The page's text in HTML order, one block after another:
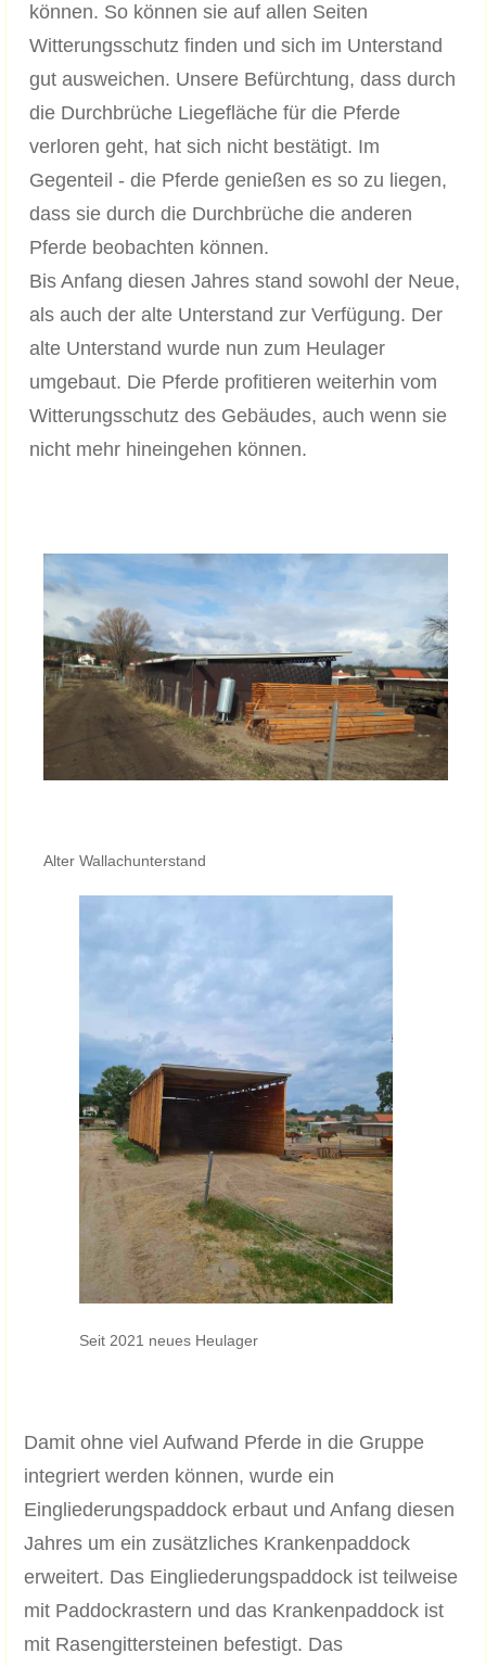
können. So können sie auf allen Seiten
Witterungsschutz finden und sich im Unterstand
gut ausweichen. Unsere Befürchtung, dass durch
die Durchbrüche Liegefläche für die Pferde
verloren geht, hat sich nicht bestätigt. Im
Gegenteil - die Pferde genießen es so zu liegen,
dass sie durch die Durchbrüche die anderen
Pferde beobachten können.
Bis Anfang diesen Jahres stand sowohl der Neue,
als auch der alte Unterstand zur Verfügung. Der
alte Unterstand wurde nun zum Heulager
umgebaut. Die Pferde profitieren weiterhin vom
Witterungsschutz des Gebäudes, auch wenn sie
nicht mehr hineingehen können.
Alter Wallachunterstand
Seit 2021 neues Heulager
Damit ohne viel Aufwand Pferde in die Gruppe
integriert werden können, wurde ein
Eingliederungspaddock erbaut und Anfang diesen
Jahres um ein zusätzliches Krankenpaddock
erweitert. Das Eingliederungspaddock ist teilweise
mit Paddockrastern und das Krankenpaddock ist
mit Rasengittersteinen befestigt. Das